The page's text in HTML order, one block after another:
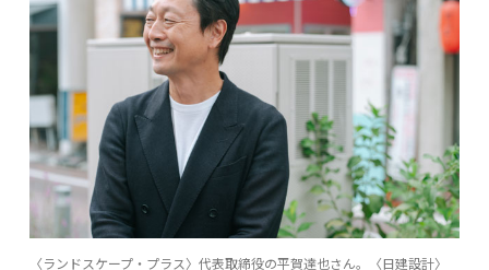
〈ランドスケープ・プラス〉代表取締役の平賀達也さん。〈日建設計〉